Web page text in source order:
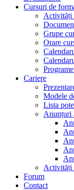
Cursuri de
Activități
Grupe
Orare
Cariere
Modele
Lista
Anunțuri
Activități
Forum
Contact